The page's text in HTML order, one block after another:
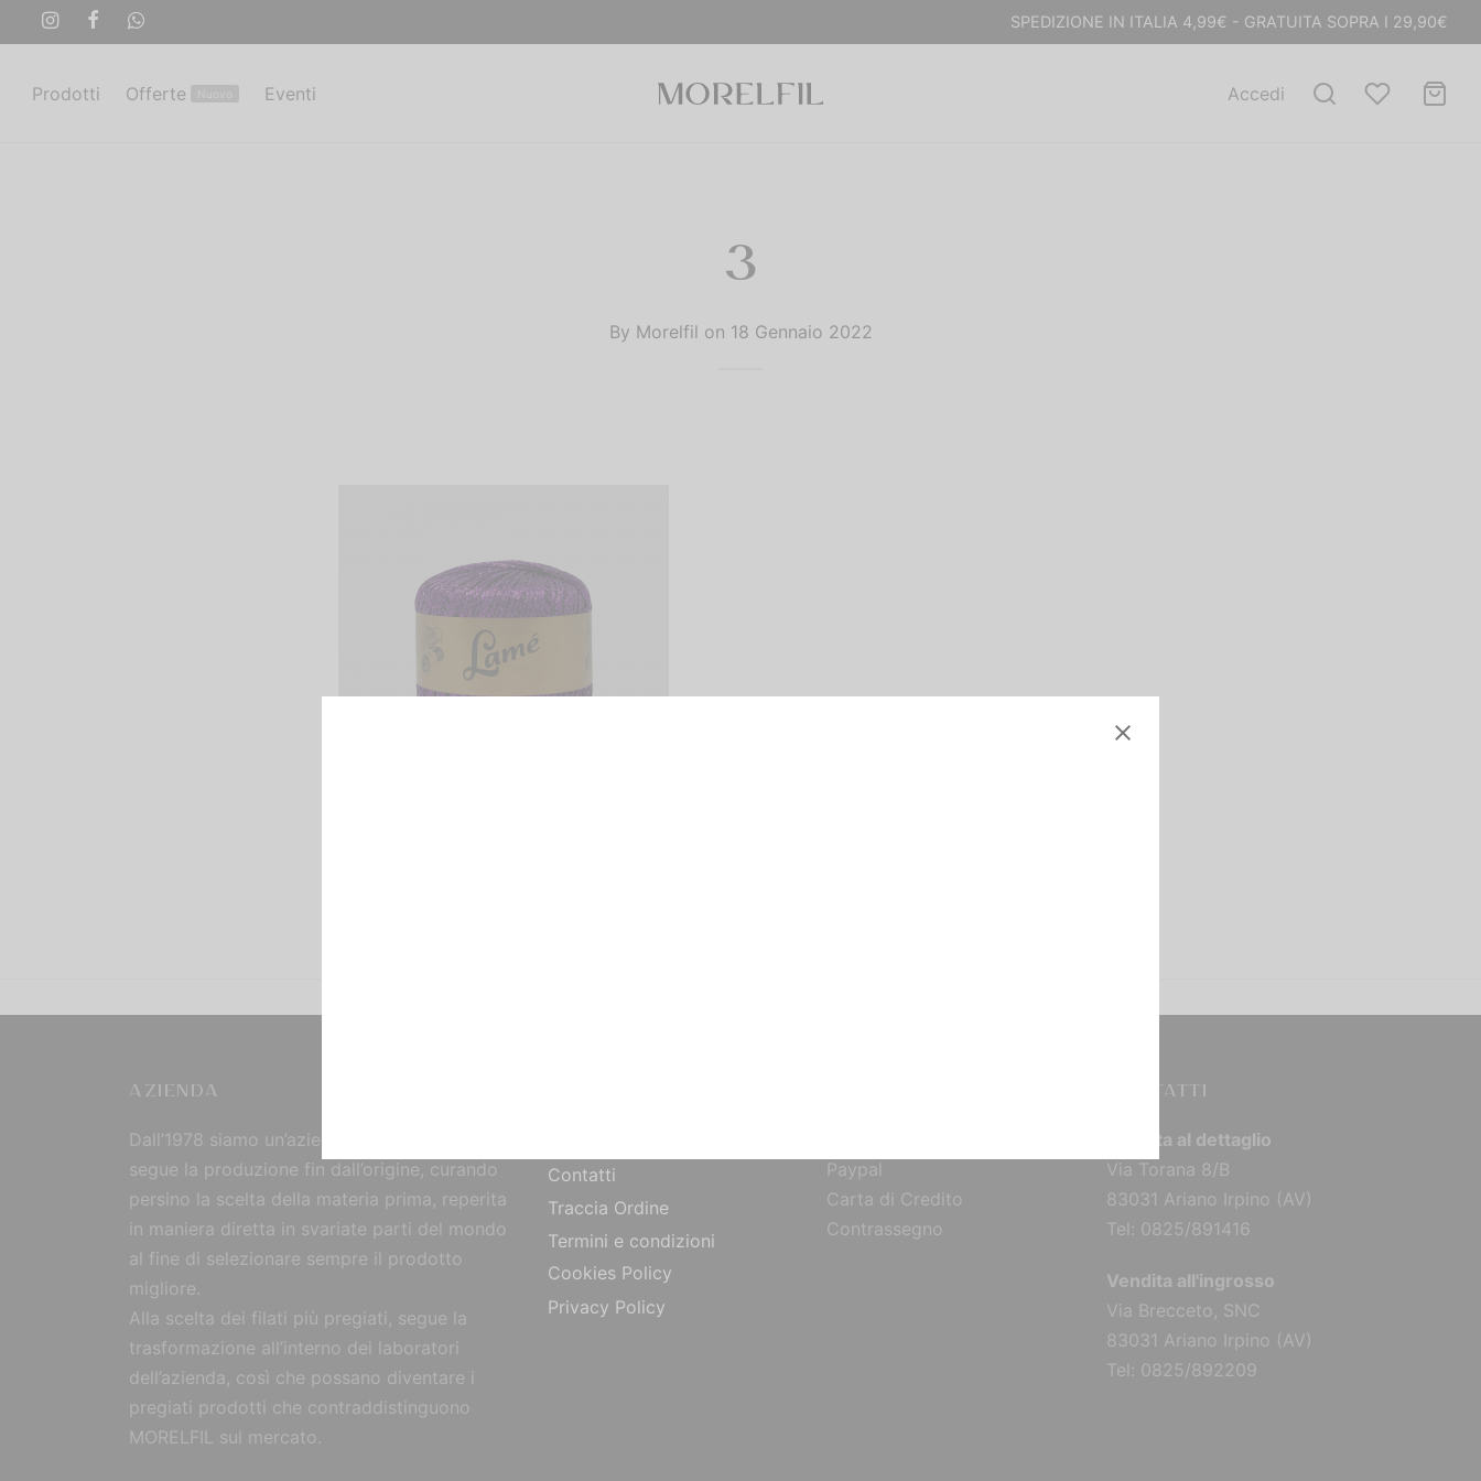
SPEDIZIONE IN ITALIA 4,99€ - GRATUITA SOPRA I 29,90€
Prodotti Offerte Eventi Accedi
3
By Morelfil on 18 Gennaio 2022
AZIENDA
Dall’1978 siamo un’azienda strutturata che
segue la produzione fin dall’origine, curando
persino la scelta della materia prima, reperita
in maniera diretta in svariate parti del mondo
al fine di selezionare sempre il prodotto
migliore.
Alla scelta dei filati più pregiati, segue la
trasformazione all’interno dei laboratori
dell’azienda, così che possano diventare i
pregiati prodotti che contraddistinguono
MORELFIL sul mercato.
Contatti
Traccia Ordine
Termini e condizioni
Cookies Policy
Privacy Policy
Paypal
Carta di Credito
Contrassegno
CONTATTI
Vendita al dettaglio
Via Torana 8/B
83031 Ariano Irpino (AV)
Tel: 0825/891416
Vendita all'ingrosso
Via Brecceto, SNC
83031 Ariano Irpino (AV)
Tel: 0825/892209